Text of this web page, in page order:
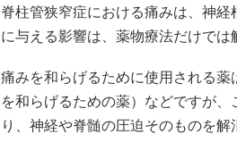
脊柱管狭窄症における痛みは、神
に与える影響は、薬物療法だけでは
痛みを和らげるために使用される
を和らげるための薬）などですが
り、神経や脊髄の圧迫そのものを解